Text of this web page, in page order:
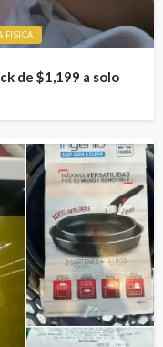
FISICA
de $1,199 a solo